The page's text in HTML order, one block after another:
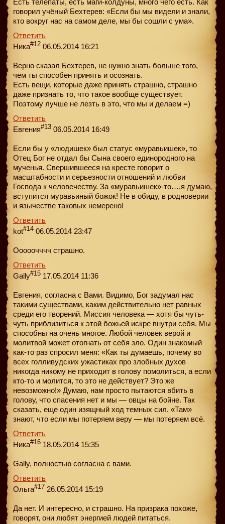
говорил учёный Бехтерев: «Если бы мы видели и знали,
кто вокруг нас на самом деле, мы бы сошли с ума».
Ответить
Ника#12 06.05.2014 16:21
Верно сказал Бехтерев, не нужно знать больше того,
чем ты способен принять и осознать.
Есть вещи, которые даже принять страшно, страшно
даже признать то, что такое вообще существует.
Поэтому лучше не лезть в это, что мы и делаем =)
Ответить
Евгения#13 06.05.2014 16:49
Если бы у «людишек» был статус «муравьишек», то
Отец Бог не отдал бы Сына своего единородного на
мученья. Свершившееся на кресте говорит о
масштабности и серьезности отношений и любви
Господа к человечеству. За «муравьишек»-то….я думаю,
вступится муравьиный божок! Не в обиду, в родноверии
и язычестве таковых немерено!
Ответить
kot#14 06.05.2014 23:47
Ооооочччч страшно.
Ответить
Gally#15 17.05.2014 11:36
Евгения, согласна с Вами. Видимо, Бог задумал нас
такими существами, каким действительно нет равных
среди его творений. Миссия человека — хотя бы чуть-
чуть приблизиться к этой божьей искре внутри себя. Мы
способны на очень многое. Любой человек верой и
молитвой может отогнать от себя зло. Один знакомый
как-то раз спросил меня: «Как ты думаешь, почему во
всех голливудских ужастиках про злобных духов
никогда никому не приходит в голову помолиться, а если
кто-то и молится, то это не действует? Это же
невозможно!» Думаю, нам просто пытаются вбить в
голову, что спасения нет и мы — овцы на бойне. Так
сказать, еще один изящный ход темных сил. «Там»
знают, что если мы потеряем веру — мы потеряем всё.
Ответить
Ника#16 18.05.2014 15:35
Gally, полностью согласна с вами.
Ответить
Ольга#17 26.05.2014 15:19
Да нет. И интересно, и страшно. На призрака похоже,
говорят, они любят энергией людей питаться.